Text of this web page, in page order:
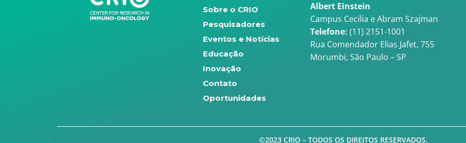
Sobre o CRIO
Pesquisadores
Eventos e Notícias
Educação
Inovação
Contato
Oportunidades
Albert Einstein
Campus Cecilia e Abram Szajman
Telefone: (11) 2151-1001
Rua Comendador Elias Jafet, 755
Morumbi, São Paulo – SP
©2023 CRIO – TODOS OS DIREITOS RESERVADOS.